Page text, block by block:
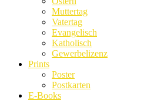
Muttertag
Vatertag
Evangelisch
Katholisch
Gewerbelizenz
Prints
Poster
Postkarten
E-Books